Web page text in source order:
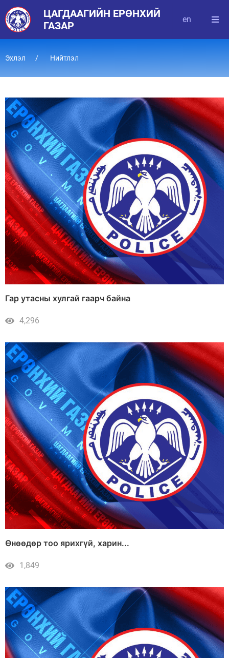
ЦАГДААГИЙН ЕРӨНХИЙ
ГАЗАР
en
Эхлэл Нийтлэл
Гар утасны хулгай гаарч байна
4,296
Өнөөдөр тоо ярихгүй, харин...
1,849